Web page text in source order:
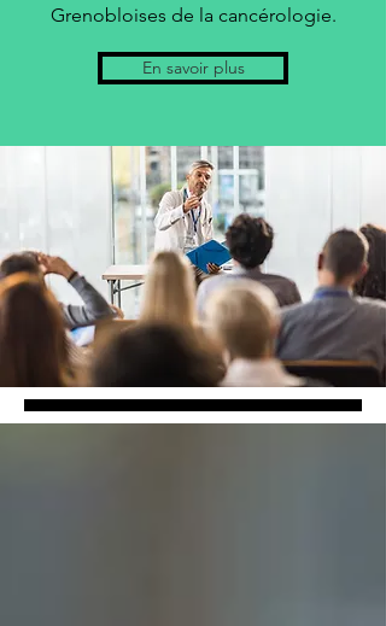
Grenobloises de la cancérologie.
En savoir plus